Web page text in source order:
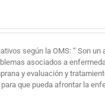
según la OMS: “ Son
asociados a
y evaluación y
que pueda afrontar la